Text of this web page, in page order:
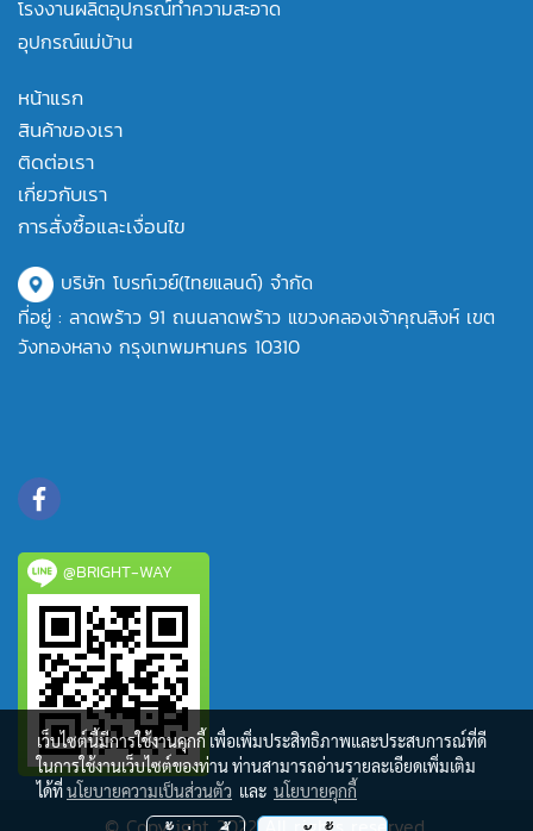
โรงงานผลิตอุปกรณ์ทำความสะอาด
อุปกรณ์แม่บ้าน
หน้าแรก
สินค้าของเรา
ติดต่อเรา
เกี่ยวกับเรา
การสั่งซื้อและเงื่อนไข
บริษัท โบรท์เวย์(ไทยแลนด์) จำกัด
ที่อยู่ : ลาดพร้าว 91 ถนนลาดพร้าว แขวงคลองเจ้าคุณสิงห์ เขต
วังทองหลาง กรุงเทพมหานคร 10310
@BRIGHT-WAY
เว็บไซต์นี้มีการใช้งานคุกกี้ เพื่อเพิ่มประสิทธิภาพและประสบการณ์ที่ดี
ในการใช้งานเว็บไซต์ของท่าน ท่านสามารถอ่านรายละเอียดเพิ่มเติม
ได้ที่นโยบายความเป็นส่วนตัว และ นโยบายคุกกี้